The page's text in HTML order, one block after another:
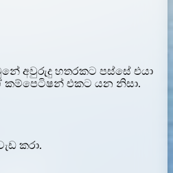
අවුරුදු හතරකට පස්සේ එයා
එකට යන නිසා.
කරා.